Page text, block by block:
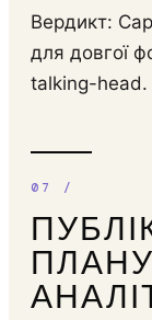
Вердикт:
для довгої
talking-head.